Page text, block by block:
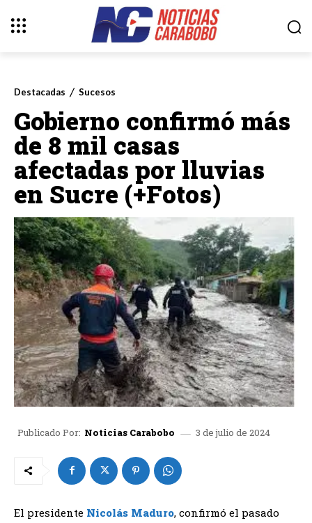
Destacadas Sucesos
Gobierno confirmó más
de 8 mil casas
afectadas por lluvias
en Sucre (+Fotos)
Publicado Por: Noticias Carabobo 3 de julio de 2024
El presidente Nicolás Maduro, confirmó el pasado